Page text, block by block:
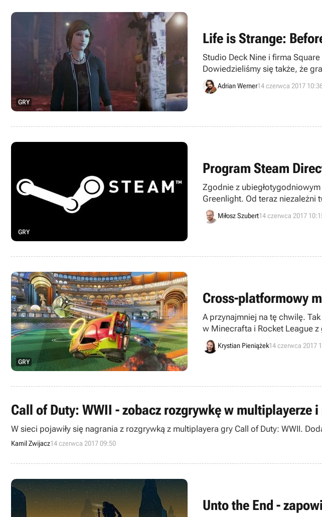
GRY
Life is Strange:
Studio Deck Nine i firma
Dowiedzieliśmy się także, że
Deluxe. Ponadto autorzy
Adrian Werner14 czerwca 2017
GRY
Program Steam
Zgodnie z
Greenlight. Od teraz
głosowaniom graczy.
Miłosz Szubert14 czerwca 2017
GRY
Cross-platformowy
A przynajmniej na tę chwilę.
w Minecrafta i Rocket League
rzeczy okazało się
Krystian Pieniążek14 czerwca 2017
Call of Duty: WWII - zobacz rozgrywkę w multiplayerze
W sieci pojawiły się nagrania z rozgrywką z multiplayera gry Call of Duty: WWII.
Kamil Zwijacz14 czerwca 2017 09:50
Unto the End -